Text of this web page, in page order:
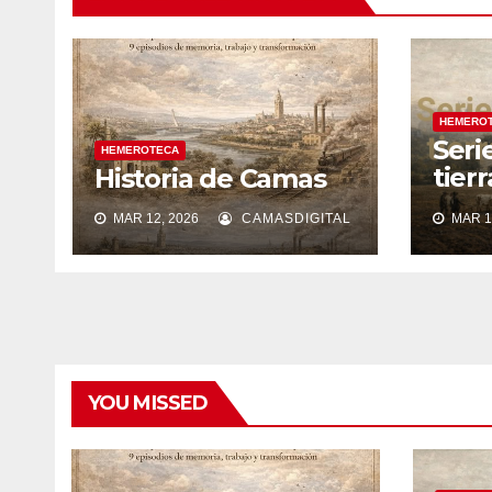
HEMEROTECA
Historia de Camas
MAR 12, 2026 CAMASDIGITAL MAR
YOU MISSED